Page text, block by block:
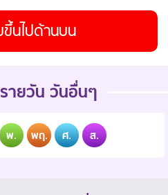
นไปด้านบน
ายวัน วันอื่นๆ
พ. พฤ. ศ. ส.